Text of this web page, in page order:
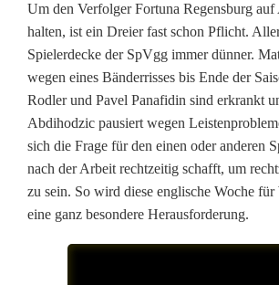
e
l
A
r
b
e
i
Um den Verfolger Fortuna Regensburg auf
halten, ist ein Dreier fast schon Pflicht.
Spielerdecke der SpVgg immer dünner.
wegen eines Bänderrisses bis Ende der
Rodler und Pavel Panafidin sind erkrankt
Abdihodzic pausiert wegen
sich die Frage für den einen oder anderen
nach der Arbeit rechtzeitig schafft, um
zu sein. So wird diese englische Woche
eine ganz besondere Herausforderung.